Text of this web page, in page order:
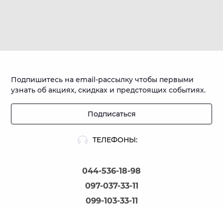
ТЕЛЕФОНЫ:
044-536-18-98
097-037-33-11
099-103-33-11
Подпишитесь на email-рассылку чтобы первыми
узнать об акциях, скидках и предстоящих событиях.
Подписаться